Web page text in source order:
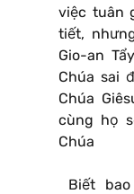
việc tuân
tiết,
Gio-an
Chúa sai
Chúa
cùng họ
Chúa
Biết